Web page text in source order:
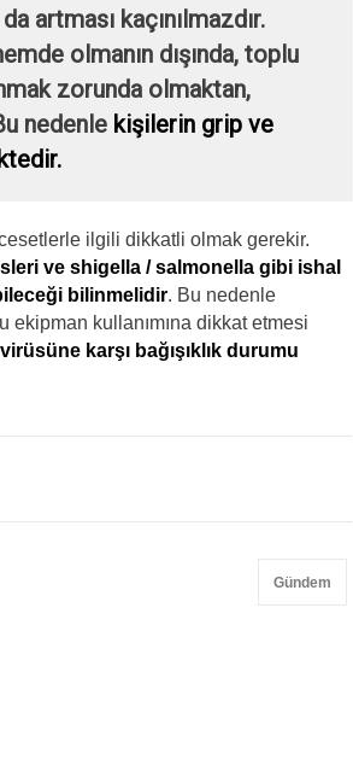
artması kaçınılmazdır.
olmanın dışında, toplu
zorunda olmaktan,
nedenle kişilerin grip ve
ilgili dikkatli olmak gerekir.
ve shigella / salmonella gibi ishal
bilinmelidir. Bu nedenle
kullanımına dikkat etmesi
karşı bağışıklık durumu
Gündem